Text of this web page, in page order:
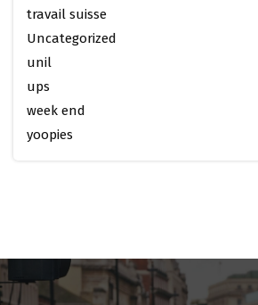
travail suisse
Uncategorized
unil
ups
week end
yoopies